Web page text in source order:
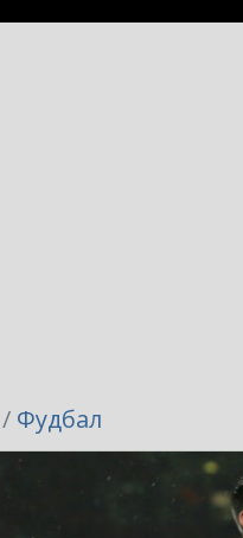
Фудбал